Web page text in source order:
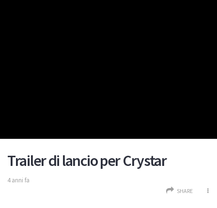
Trailer di lancio per Crystar
4 anni fa
SHARE